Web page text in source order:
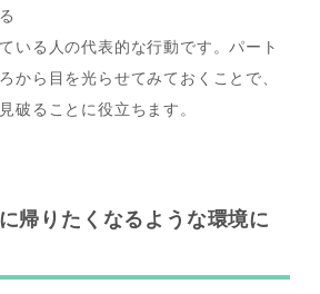
いる人の代表的な行動です。パート
から目を光らせてみておくことで、
破ることに役立ちます。
帰りたくなるような環境に